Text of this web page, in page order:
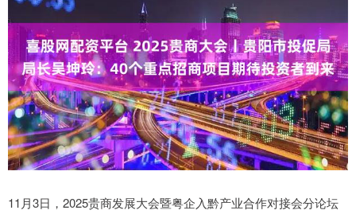
11月3日，2025贵商发展大会暨粤企入黔产业合作对接会分论坛